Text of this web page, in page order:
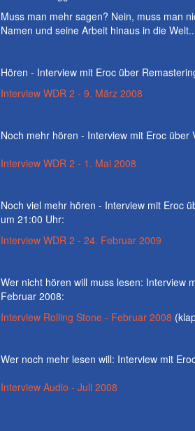
Muss man mehr sagen? Nein, muss man
Namen und seine Arbeit hinaus in die
Hören - Interview mit Eroc über
Interview WDR 2 - 9. März 2008
Noch mehr hören - Interview mit Eroc
Interview WDR 2 - 1. Mai 2008
Noch viel mehr hören - Interview mit Eroc
um 21:00 Uhr:
Interview WDR 2 - 24. Februar 2009
Wer nicht hören will muss lesen: Interview
Februar 2008:
Interview Rolling Stone - Februar 2008
Wer noch mehr lesen will: Interview mit
Interview Audio - Juli 2008